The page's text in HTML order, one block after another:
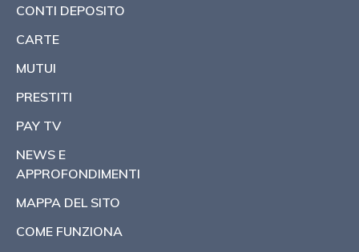
CONTI DEPOSITO
CARTE
MUTUI
PRESTITI
PAY TV
NEWS E
APPROFONDIMENTI
MAPPA DEL SITO
COME FUNZIONA